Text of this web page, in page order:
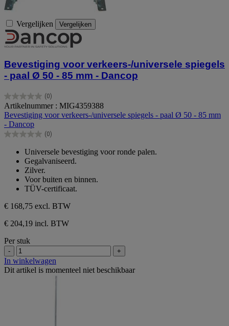
Vergelijken Vergelijken
Bevestiging voor verkeers-/universele spiegels
- paal Ø 50 - 85 mm - Dancop
(0)
0.0
van
de
5
sterren.
Artikelnummer : MIG4359388
Bevestiging voor verkeers-/universele spiegels - paal Ø 50 - 85 mm
- Dancop
(0)
0.0
sterren.
Universele bevestiging voor ronde palen.
Gegalvaniseerd.
Zilver.
Voor buiten en binnen.
TÜV-certificaat.
€ 168,75 excl. BTW
€ 204,19 incl. BTW
Per stuk
- +
In winkelwagen
Dit artikel is momenteel niet beschikbaar